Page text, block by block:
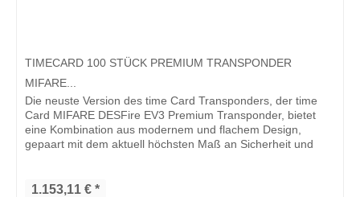
TIMECARD 100 STÜCK PREMIUM TRANSPONDER
MIFARE...
Die neuste Version des time Card Transponders, der time
Card MIFARE DESFire EV3 Premium Transponder, bietet
eine Kombination aus modernem und flachem Design,
gepaart mit dem aktuell höchsten Maß an Sicherheit und
1.153,11 € *